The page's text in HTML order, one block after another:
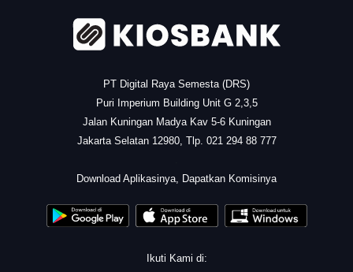
PT Digital Raya Semesta (DRS)
Puri Imperium Building Unit G 2,3,5
Jalan Kuningan Madya Kav 5-6 Kuningan
Jakarta Selatan 12980, Tlp. 021 294 88 777
Download Aplikasinya, Dapatkan Komisinya
Ikuti Kami di: